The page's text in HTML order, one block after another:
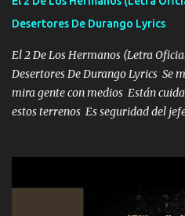
Desertores De Durango Lyrics
El 2 De Los Hermanos (Letra
Desertores De Durango Lyrics Se
mira gente con medios Están
estos terrenos Es seguridad del
ni tampoco las mujeres porque es
que estar alegres doy las